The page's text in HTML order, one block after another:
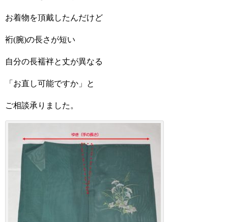
お着物を頂戴したんだけど
裄(腕)の長さが短い
自分の長襦袢と丈が異なる
「お直し可能ですか」と
ご相談承りました。